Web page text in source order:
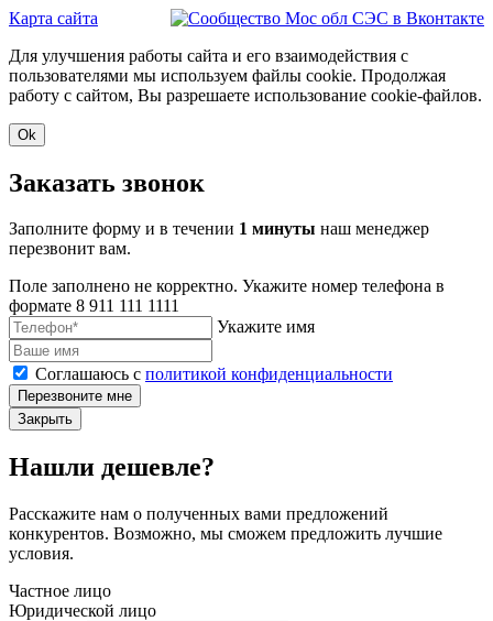
Карта сайта
Для улучшения работы сайта и его взаимодействия с
пользователями мы используем файлы cookie. Продолжая
работу с сайтом, Вы разрешаете использование cookie-файлов.
Ok
Заказать звонок
Заполните форму и в течении 1 минуты наш менеджер
перезвонит вам.
Поле заполнено не корректно. Укажите номер телефона в
формате 8 911 111 1111
Укажите имя
Соглашаюсь с политикой конфиденциальности
Перезвоните мне
Закрыть
Нашли дешевле?
Расскажите нам о полученных вами предложений
конкурентов. Возможно, мы сможем предложить лучшие
условия.
Частное лицо
Юридической лицо